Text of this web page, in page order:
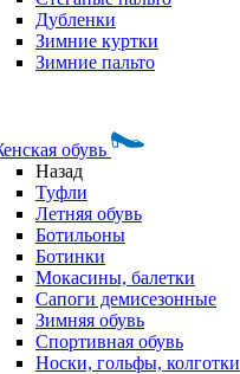
Дубленки
Зимние куртки
Зимние пальто
обувь
Назад
Туфли
Летняя обувь
Ботильоны
Ботинки
Мокасины, балетки
Сапоги демисезонные
Зимняя обувь
Спортивная обувь
Носки, гольфы, колготки